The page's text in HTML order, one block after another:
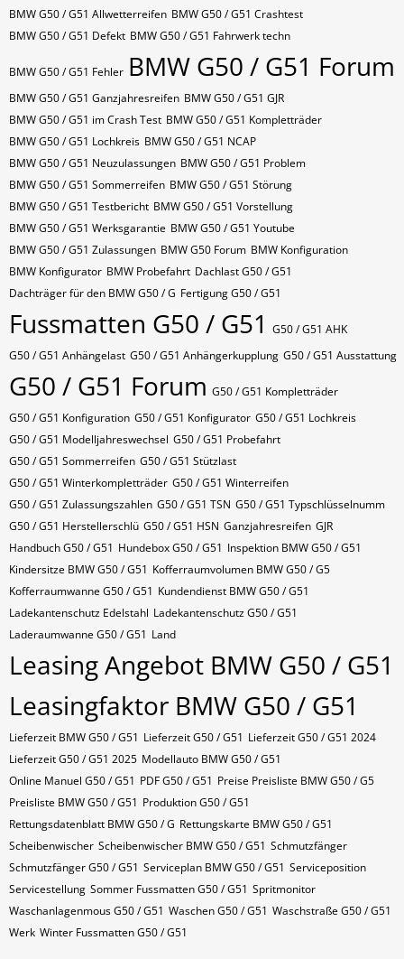
BMW G50 / G51 Allwetterreifen BMW G50 / G51 Crashtest
BMW G50 / G51 Defekt BMW G50 / G51 Fahrwerk techn
BMW G50 / G51 Fehler BMW G50 / G51 Forum
BMW G50 / G51 Ganzjahresreifen BMW G50 / G51 GJR
BMW G50 / G51 im Crash Test BMW G50 / G51 Kompletträder
BMW G50 / G51 Lochkreis BMW G50 / G51 NCAP
BMW G50 / G51 Neuzulassungen BMW G50 / G51 Problem
BMW G50 / G51 Sommerreifen BMW G50 / G51 Störung
BMW G50 / G51 Testbericht BMW G50 / G51 Vorstellung
BMW G50 / G51 Werksgarantie BMW G50 / G51 Youtube
BMW G50 / G51 Zulassungen BMW G50 Forum BMW Konfiguration
BMW Konfigurator BMW Probefahrt Dachlast G50 / G51
Dachträger für den BMW G50 / G Fertigung G50 / G51
Fussmatten G50 / G51
G50 / G51 AHK
G50 / G51 Anhängelast G50 / G51 Anhängerkupplung G50 / G51 Ausstattung
G50 / G51 Forum G50 / G51 Kompletträder
G50 / G51 Konfiguration G50 / G51 Konfigurator G50 / G51 Lochkreis
G50 / G51 Modelljahreswechsel G50 / G51 Probefahrt
G50 / G51 Sommerreifen G50 / G51 Stützlast
G50 / G51 Winterkompletträder G50 / G51 Winterreifen
G50 / G51 Zulassungszahlen G50 / G51​​​​ TSN G50 / G51​​​​ Typschlüsselnumm
G50 / G51​​​​​ Herstellerschlü G50 / G51​​​​​ HSN Ganzjahresreifen GJR
Handbuch G50 / G51 Hundebox G50 / G51 Inspektion BMW G50 / G51
Kindersitze BMW G50 / G51 Kofferraumvolumen BMW G50 / G5
Kofferraumwanne G50 / G51 Kundendienst BMW G50 / G51
Ladekantenschutz Edelstahl Ladekantenschutz G50 / G51
Laderaumwanne G50 / G51 Land
Leasing Angebot BMW G50 / G51
Leasingfaktor BMW G50 / G51
Lieferzeit BMW G50 / G51 Lieferzeit G50 / G51 Lieferzeit G50 / G51 2024
Lieferzeit G50 / G51 2025 Modellauto BMW G50 / G51
Online Manuel G50 / G51 PDF G50 / G51 Preise Preisliste BMW G50 / G5
Preisliste BMW G50 / G51 Produktion G50 / G51
Rettungsdatenblatt BMW G50 / G Rettungskarte BMW G50 / G51
Scheibenwischer Scheibenwischer BMW​ G50 / G51 Schmutzfänger
Schmutzfänger G50 / G51 Serviceplan BMW G50 / G51 Serviceposition
Servicestellung Sommer Fussmatten G50 / G51 Spritmonitor
Waschanlagenmous G50 / G51 Waschen G50 / G51 Waschstraße G50 / G51
Werk Winter Fussmatten G50 / G51